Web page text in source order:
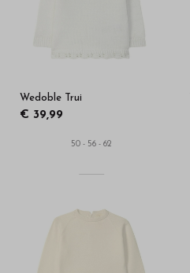
Wedoble Trui
€ 39,99
50 - 56 - 62